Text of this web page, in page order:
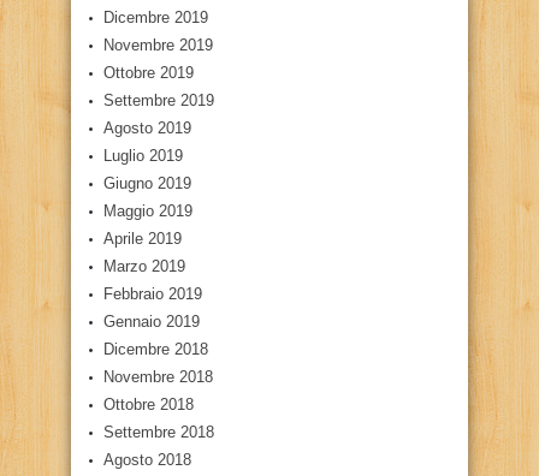
Dicembre 2019
Novembre 2019
Ottobre 2019
Settembre 2019
Agosto 2019
Luglio 2019
Giugno 2019
Maggio 2019
Aprile 2019
Marzo 2019
Febbraio 2019
Gennaio 2019
Dicembre 2018
Novembre 2018
Ottobre 2018
Settembre 2018
Agosto 2018